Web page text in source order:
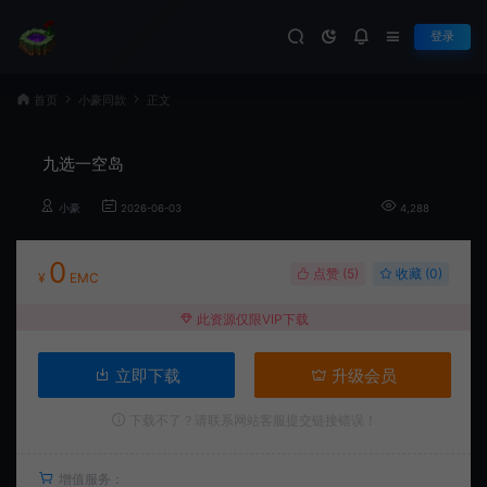
登录
首页 小豪同款 正文
九选一空岛
小豪 2026-06-03 4,288
¥ 0 EMC 点赞 (5) 收藏 (0)
此资源仅限VIP下载
立即下载 升级会员
增值服务：